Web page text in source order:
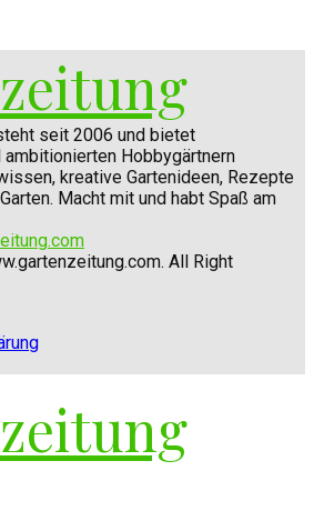
seit 2006 und bietet
Hobbygärtnern
kreative Gartenideen, Rezepte
Macht mit und habt Spaß am
All Right